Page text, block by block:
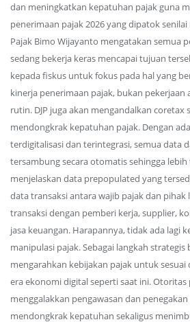
dan meningkatkan kepatuhan pajak guna
penerimaan pajak 2026 yang dipatok senilai
Pajak Bimo Wijayanto mengatakan semua
sedang bekerja keras mencapai tujuan
kepada fiskus untuk fokus pada hal yang
kinerja penerimaan pajak, bukan
rutin. DJP juga akan mengandalkan coretax
mendongkrak kepatuhan pajak. Dengan
terdigitalisasi dan terintegrasi, semua data
tersambung secara otomatis sehingga
menjelaskan data prepopulated yang
data transaksi antara wajib pajak dan pihak
transaksi dengan pemberi kerja, supplier,
jasa keuangan. Harapannya, tidak ada lagi
manipulasi pajak. Sebagai langkah strategis
mengarahkan kebijakan pajak untuk
era ekonomi digital seperti saat ini. Otoritas
menggalakkan pengawasan dan
mendongkrak kepatuhan sekaligus